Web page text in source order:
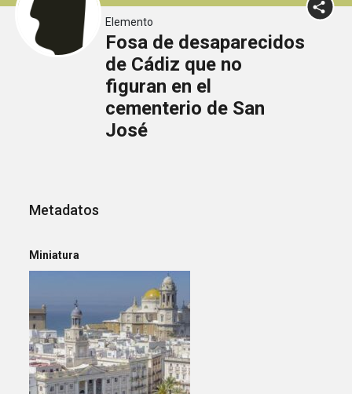
Elemento
Fosa de desaparecidos
de Cádiz que no
figuran en el
cementerio de San
José
Metadatos
Miniatura